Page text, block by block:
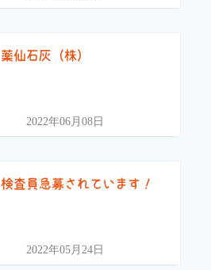
薬仙石灰（株）
2022年06月08日
検査員急募されています！
2022年05月24日